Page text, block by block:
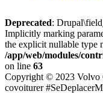
Deprecated:
Implicitly marking
the explicit nullable type
/app/web/modules/
on line 63
Copyright © 2023 Volvo
covoiturer